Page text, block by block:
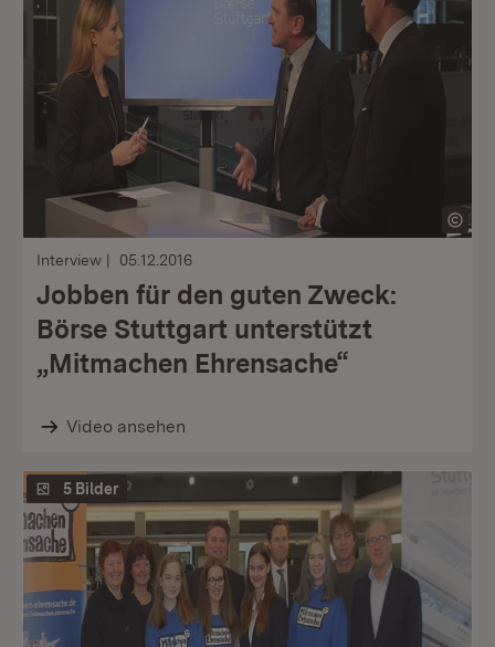
Interview 05.12.2016
Jobben für den guten Zweck:
Börse Stuttgart unterstützt
„Mitmachen Ehrensache“
Video ansehen
5 Bilder